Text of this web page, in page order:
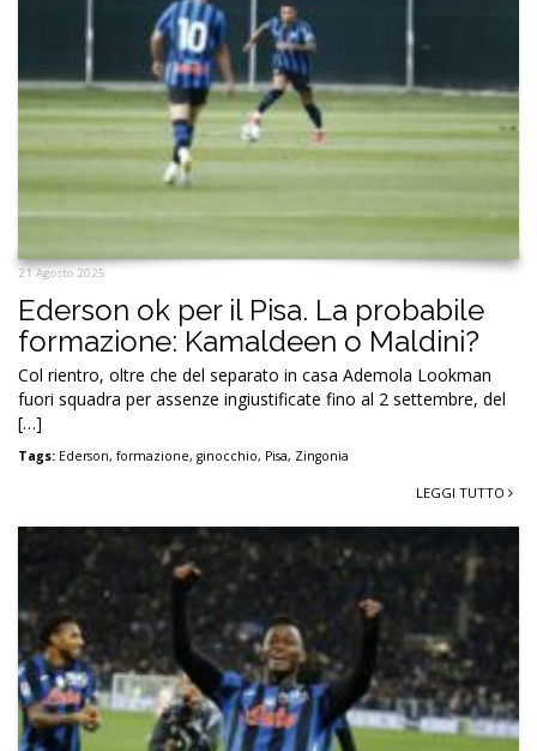
21 Agosto 2025
Ederson ok per il Pisa. La probabile
formazione: Kamaldeen o Maldini?
Col rientro, oltre che del separato in casa Ademola Lookman
fuori squadra per assenze ingiustificate fino al 2 settembre, del
[…]
Tags: Ederson, formazione, ginocchio, Pisa, Zingonia
LEGGI TUTTO